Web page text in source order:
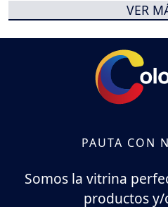
VER
PAUTA CON
Somos la vitrina
productos y/